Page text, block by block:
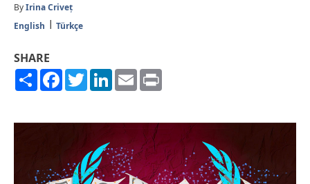
ByIrina Criveț
English
Türkçe
SHARE
ShareFacebook
TwitterLinkedIn
Email